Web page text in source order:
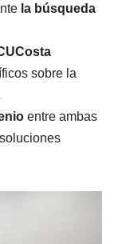
la búsqueda
sobre la
entre ambas